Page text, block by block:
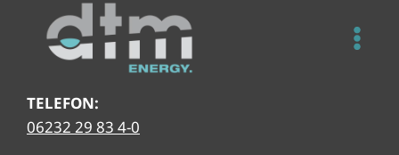
springen
TELEFON:
06232 29 83 4-0